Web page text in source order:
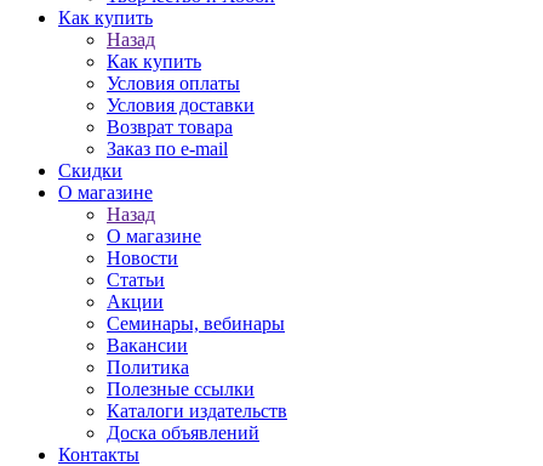
Как купить
Назад
Как купить
Условия оплаты
Условия доставки
Возврат товара
Заказ по e-mail
Скидки
О магазине
Назад
О магазине
Новости
Статьи
Акции
Семинары, вебинары
Вакансии
Политика
Полезные ссылки
Каталоги издательств
Доска объявлений
Контакты